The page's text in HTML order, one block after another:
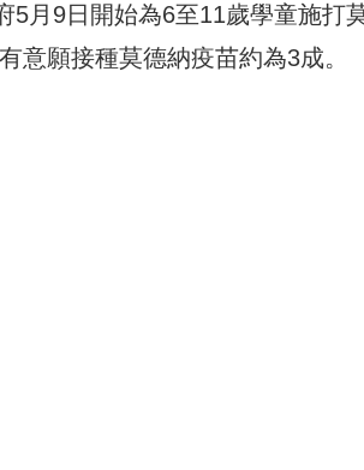
5月9日開始為6至11歲學童施打
意願接種莫德納疫苗約為3成。